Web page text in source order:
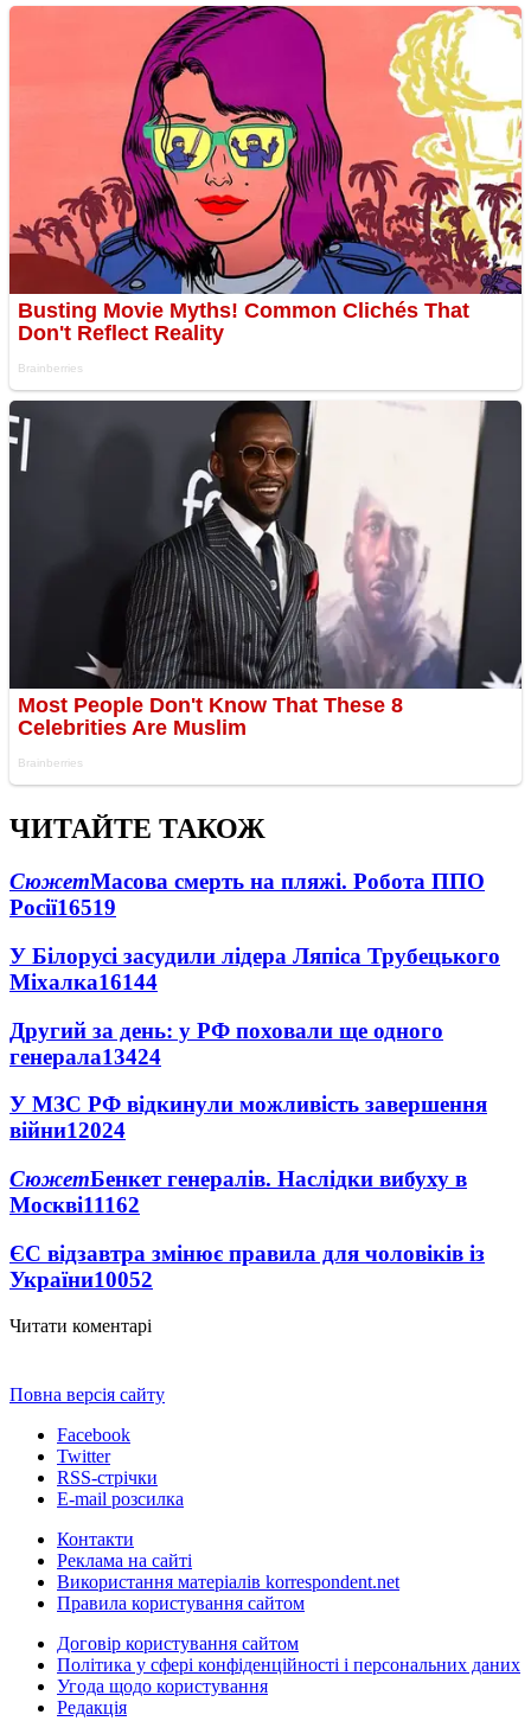
ЧИТАЙТЕ ТАКОЖ
СюжетМасова смерть на пляжі. Робота ППО
Росії16519
У Білорусі засудили лідера Ляпіса Трубецького
Міхалка16144
Другий за день: у РФ поховали ще одного
генерала13424
У МЗС РФ відкинули можливість завершення
війни12024
СюжетБенкет генералів. Наслідки вибуху в
Москві11162
ЄС відзавтра змінює правила для чоловіків із
України10052
Читати коментарі
Повна версія сайту
Facebook
Twitter
RSS-стрічки
E-mail розсилка
Контакти
Реклама на сайті
Використання матеріалів korrespondent.net
Правила користування сайтом
Договір користування сайтом
Політика у сфері конфіденційності і персональних даних
Угода щодо користування
Редакція